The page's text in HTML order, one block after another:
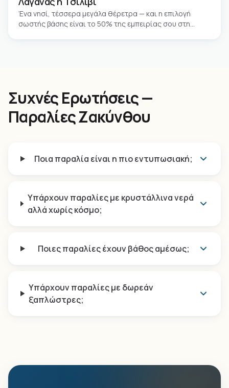
Ένα νησί, τέσσερα μεγάλα θέρετρα — και η επιλογή
σωστής βάσης είναι το 50% της εμπειρίας σου στη
Συχνές Ερωτήσεις —
Παραλίες Ζακύνθου
Ποια παραλία είναι η πιο εντυπωσιακή;
Υπάρχουν παραλίες με κρυστάλλινα νερά
αλλά χωρίς κόσμο;
Ποιες παραλίες έχουν βάθος αμέσως;
Υπάρχουν παραλίες με δωρεάν
ξαπλώστρες;